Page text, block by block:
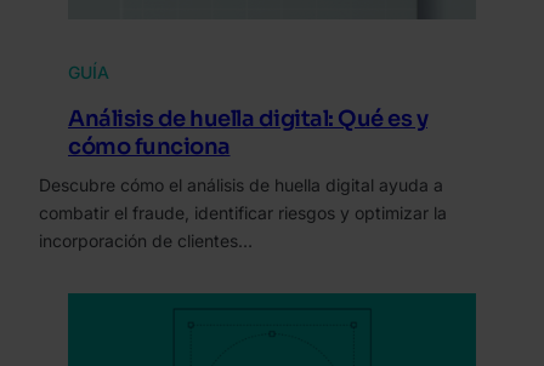
GUÍA
Análisis de huella digital: Qué es y
cómo funciona
Descubre cómo el análisis de huella digital ayuda a
combatir el fraude, identificar riesgos y optimizar la
incorporación de clientes…